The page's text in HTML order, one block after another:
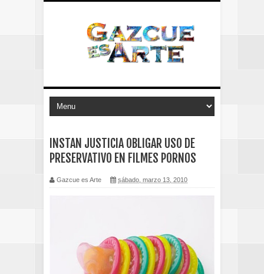
INSTAN JUSTICIA OBLIGAR USO DE
PRESERVATIVO EN FILMES PORNOS
Gazcue es Arte sábado, marzo 13, 2010